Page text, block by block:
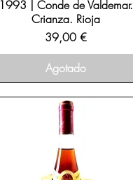
1993 | Conde de Valdemar.
Crianza. Rioja
Precio
39,00 €
Agotado